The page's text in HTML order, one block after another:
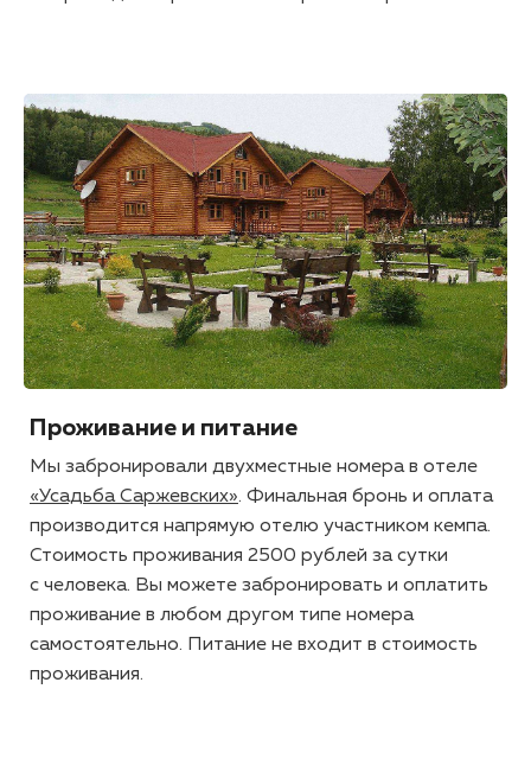
Проживание и питание
Мы забронировали двухместные номера в отеле
«Усадьба Саржевских». Финальная бронь и оплата
производится напрямую отелю участником кемпа.
Стоимость проживания 2500 рублей за сутки
с человека. Вы можете забронировать и оплатить
проживание в любом другом типе номера
самостоятельно. Питание не входит в стоимость
проживания.